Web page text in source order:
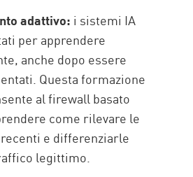
adattivo: i sistemi IA
per apprendere
anche dopo essere
Questa formazione
al firewall basato
come rilevare le
e differenziarle
legittimo.